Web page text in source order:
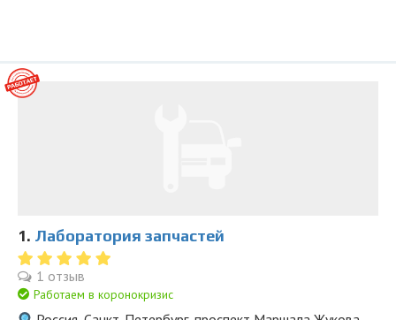
1. Лаборатория запчастей
1 отзыв
Работаем в коронокризис